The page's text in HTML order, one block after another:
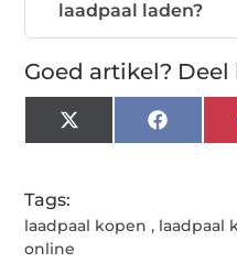
laadpaal laden?
Goed artikel?
X
(Twitter)
Tags:
laadpaal kopen , laadpaal
online